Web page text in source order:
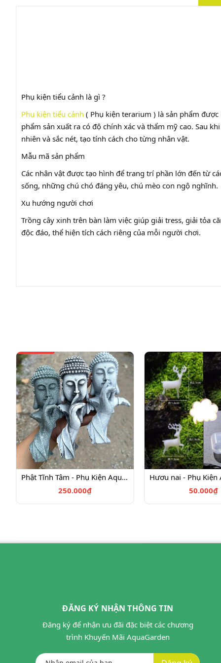
Phụ kiện tiểu cảnh là gì ?
Phụ kiện tiểu cảnh ( Phụ kiện terarium ) là sản phẩm
phẩm sản xuất ra có độ chính xác và thẩm mỹ cao. Sau
nhiên và sắc nét, tạo tính cách cho từng nhân vật.
Mẫu mã sản phẩm
Các nhân vật được tạo hình để trang trí phần lớn đến từ
sống, những chú chó đáng yêu, chú mèo con ngộ nghĩnh.
Xu hướng người chơi
Trồng cây xinh trên bàn làm việc giúp giải tress, giải tỏa
độc đáo, thể hiện tích cách riêng của mỗi người chơi.
Phật Tĩnh Tâm - Phụ Kiện Aquagarden
250.000₫
50.000₫
ĐĂNG KÝ NHẬN THÔNG TIN
Đăng ký để nhận ưu đãi đặc biệt các chương
trình Khuyến Mãi AquaGarden